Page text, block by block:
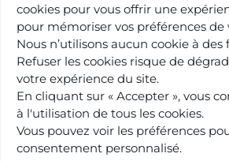
cookies pour vous offrir une
pour mémoriser vos préférences de
Nous n’utilisons aucun cookie à
Refuser les cookies risque de
votre expérience du site.
En cliquant sur « Accepter », vous
à l'utilisation de tous les cookies.
Vous pouvez voir les préférences
consentement personnalisé.